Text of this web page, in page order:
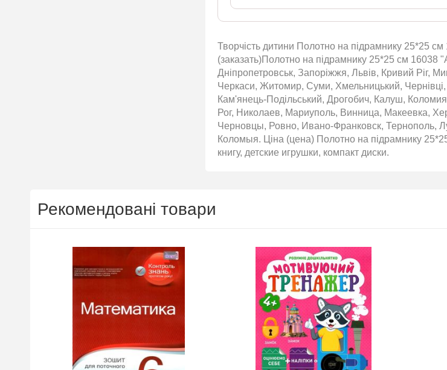
Творчість дитини Полотно на підрамнику 25*25
(заказать)Полотно на підрамнику 25*25 см 16038
Дніпропетровськ, Запоріжжя, Львів, Кривий Ріг,
Черкаси, Житомир, Суми, Хмельницький, Чернівці,
Кам'янець-Подільський, Дрогобич, Калуш,
Рог, Николаев, Мариуполь, Винница, Макеевка,
Черновцы, Ровно, Ивано-Франковск, Тернополь,
Коломыя. Ціна (цена) Полотно на підрамнику
книгу, детские игрушки, компакт диски.
Рекомендовані товари